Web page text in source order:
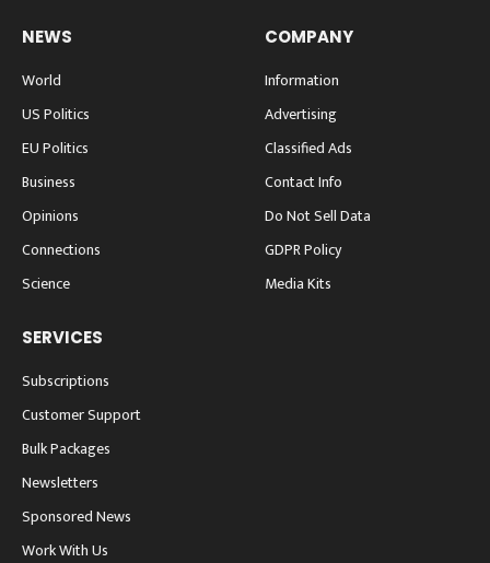
NEWS
World
US Politics
EU Politics
Business
Opinions
Connections
Science
COMPANY
Information
Advertising
Classified Ads
Contact Info
Do Not Sell Data
GDPR Policy
Media Kits
SERVICES
Subscriptions
Customer Support
Bulk Packages
Newsletters
Sponsored News
Work With Us